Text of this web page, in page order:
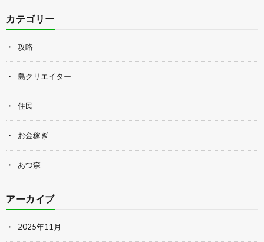
カテゴリー
攻略
島クリエイター
住民
お金稼ぎ
あつ森
アーカイブ
2025年11月